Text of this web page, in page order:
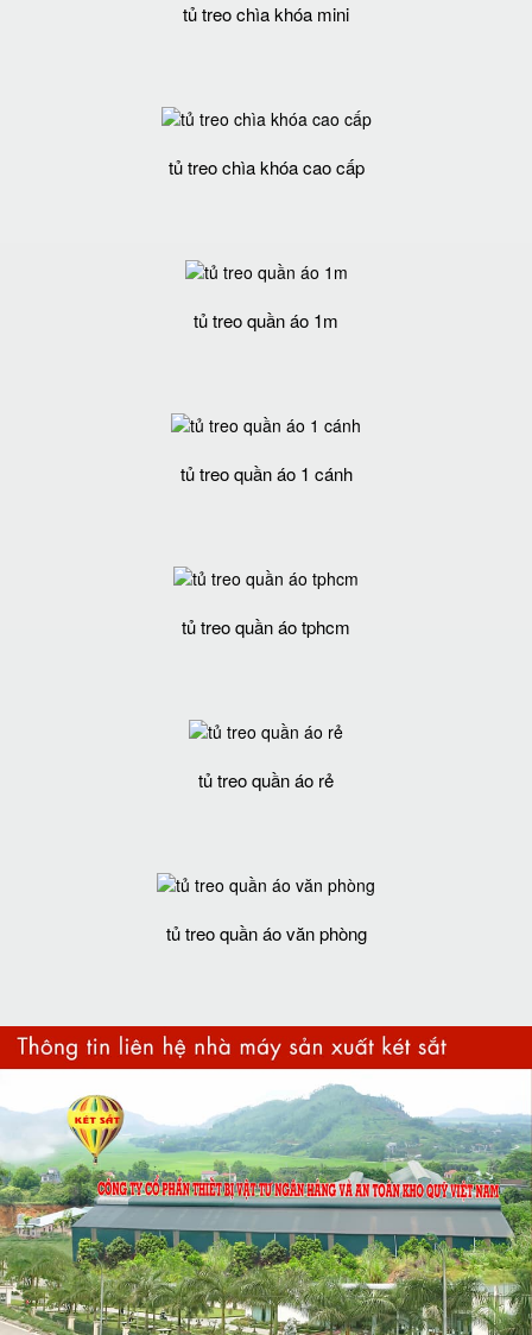
tủ treo chìa khóa mini
tủ treo chìa khóa cao cấp
tủ treo quần áo 1m
tủ treo quần áo 1 cánh
tủ treo quần áo tphcm
tủ treo quần áo rẻ
tủ treo quần áo văn phòng